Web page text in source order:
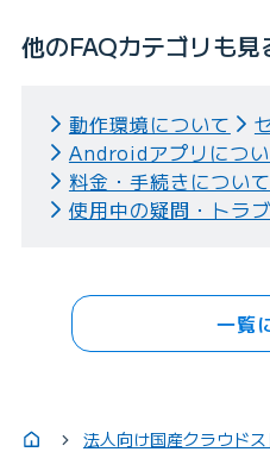
他のFAQカテゴリも見
動作環境について
Androidアプリにつ
料金・手続きについて
使用中の疑問・トラ
一覧
法人向け国産クラウド